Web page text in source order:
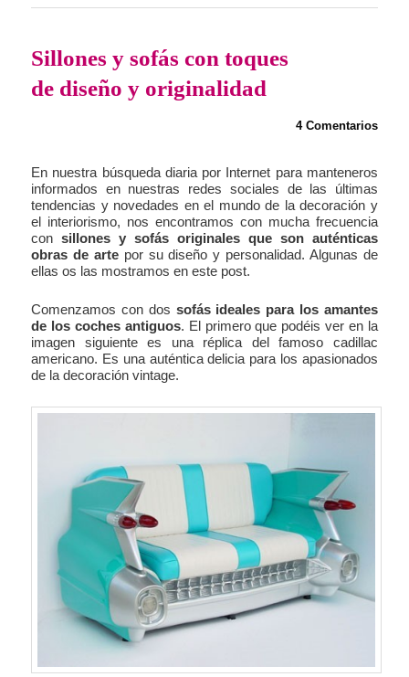
Sillones y sofás con toques
de diseño y originalidad
4 Comentarios
En nuestra búsqueda diaria por Internet para manteneros
informados en nuestras redes sociales de las últimas
tendencias y novedades en el mundo de la decoración y
el interiorismo, nos encontramos con mucha frecuencia
consillones y sofás originales que son auténticas
obras de artepor su diseño y personalidad. Algunas de
ellas os las mostramos en este post.
Comenzamos con dos sofás ideales para los amantes
de los coches antiguos. El primero que podéis ver en la
imagen siguiente es una réplica del famoso cadillac
americano. Es una auténtica delicia para los apasionados
de la decoración vintage.